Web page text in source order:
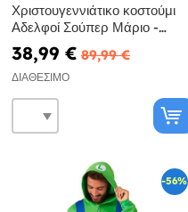
Χριστουγεννιάτικο κοστούμι
Αδελφοί Σούπερ Μάριο -
Opposuits
38,99 € 89,99 €
ΔΙΑΘΈΣΙΜΟ
-56%